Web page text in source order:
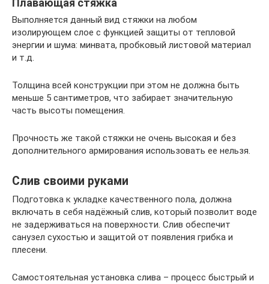
Плавающая стяжка
Выполняется данный вид стяжки на любом
изолирующем слое с функцией защиты от тепловой
энергии и шума: минвата, пробковый листовой материал
и т.д.
Толщина всей конструкции при этом не должна быть
меньше 5 сантиметров, что забирает значительную
часть высоты помещения.
Прочность же такой стяжки не очень высокая и без
дополнительного армирования использовать ее нельзя.
Слив своими руками
Подготовка к укладке качественного пола, должна
включать в себя надёжный слив, который позволит воде
не задерживаться на поверхности. Слив обеспечит
санузел сухостью и защитой от появления грибка и
плесени.
Самостоятельная установка слива – процесс быстрый и